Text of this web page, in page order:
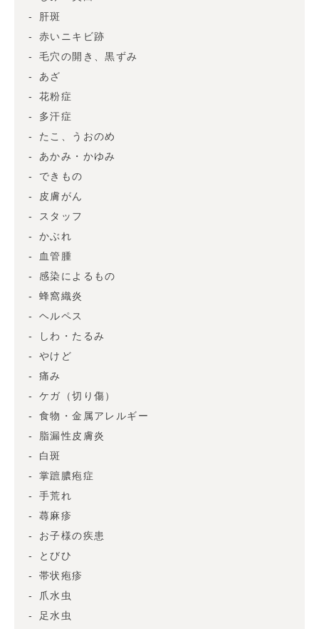
肝斑
赤いニキビ跡
毛穴の開き、黒ずみ
あざ
花粉症
多汗症
たこ、うおのめ
あかみ・かゆみ
できもの
皮膚がん
スタッフ
かぶれ
血管腫
感染によるもの
蜂窩織炎
ヘルペス
しわ・たるみ
やけど
痛み
ケガ（切り傷）
食物・金属アレルギー
脂漏性皮膚炎
白斑
掌蹠膿疱症
手荒れ
蕁麻疹
お子様の疾患
とびひ
帯状疱疹
爪水虫
足水虫